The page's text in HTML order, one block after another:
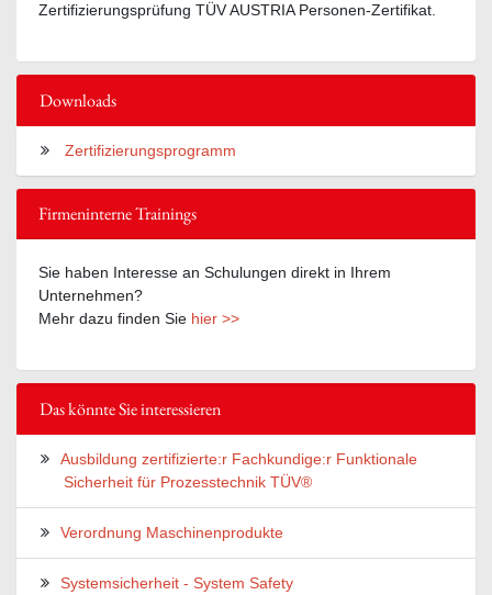
Zertifizierungsprüfung TÜV AUSTRIA Personen-Zertifikat.
Downloads
Zertifizierungsprogramm
Firmeninterne Trainings
Sie haben Interesse an Schulungen direkt in Ihrem
Unternehmen?
Mehr dazu finden Sie hier >>
Das könnte Sie interessieren
Ausbildung zertifizierte:r Fachkundige:r Funktionale
Sicherheit für Prozesstechnik TÜV®
Verordnung Maschinenprodukte
Systemsicherheit - System Safety